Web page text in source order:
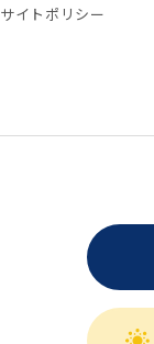
サイトポリシー